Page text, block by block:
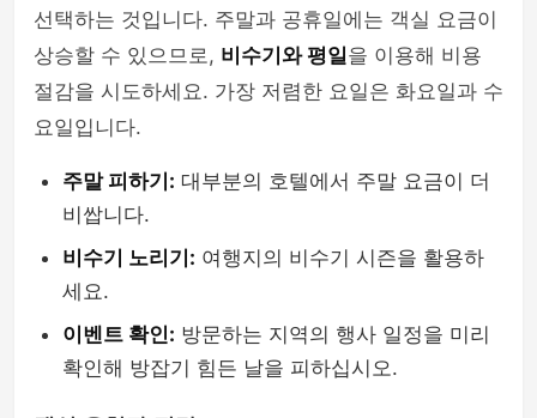
선택하는 것입니다. 주말과 공휴일에는 객실 요금이
상승할 수 있으므로, 비수기와 평일을 이용해 비용
절감을 시도하세요. 가장 저렴한 요일은 화요일과 수
요일입니다.
주말 피하기: 대부분의 호텔에서 주말 요금이 더
비쌉니다.
비수기 노리기: 여행지의 비수기 시즌을 활용하
세요.
이벤트 확인: 방문하는 지역의 행사 일정을 미리
확인해 방잡기 힘든 날을 피하십시오.